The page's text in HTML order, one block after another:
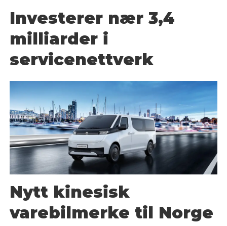
Investerer nær 3,4
milliarder i
servicenettverk
Nytt kinesisk
varebilmerke til Norge